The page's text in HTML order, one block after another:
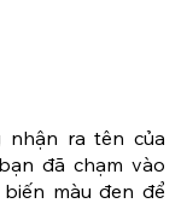
ra tên của
đã chạm vào
màu đen để